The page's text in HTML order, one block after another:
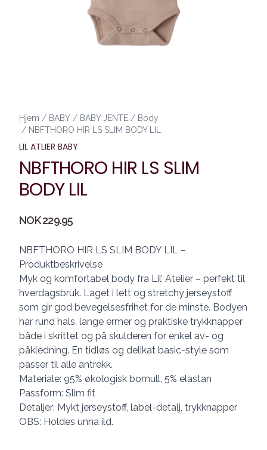
Hjem / BABY / BABY JENTE / Body
/ NBFTHORO HIR LS SLIM BODY LIL
LIL ATLIER BABY
NBFTHORO HIR LS SLIM
BODY LIL
Produktdetaljer
NOK 229.95
Description
NBFTHORO HIR LS SLIM BODY LIL –
Produktbeskrivelse
Myk og komfortabel body fra Lil’ Atelier – perfekt til
hverdagsbruk. Laget i lett og stretchy jerseystoff
som gir god bevegelsesfrihet for de minste. Bodyen
har rund hals, lange ermer og praktiske trykknapper
både i skrittet og på skulderen for enkel av- og
påkledning. En tidløs og delikat basic-style som
passer til alle antrekk.
Materiale: 95% økologisk bomull, 5% elastan
Passform: Slim fit
Detaljer: Mykt jerseystoff, label-detalj, trykknapper
OBS: Holdes unna ild.